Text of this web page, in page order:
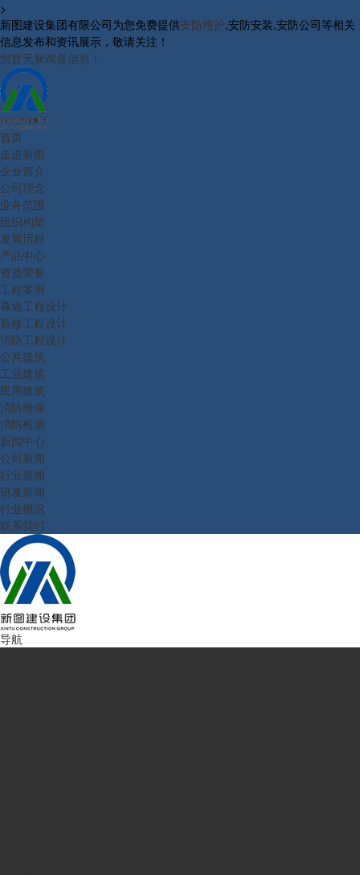
>
新图建设集团有限公司为您免费提供安防维护,安防安装,安防公司等相关
信息发布和资讯展示，敬请关注！
您暂无新询盘信息！
首页
走进新图
企业简介
公司理念
业务范围
组织构架
发展历程
产品中心
资质荣誉
工程案例
幕墙工程设计
装修工程设计
消防工程设计
公共建筑
工业建筑
民用建筑
消防维保
消防检测
新闻中心
公司新闻
行业新闻
研发新闻
行业概况
联系我们
导航